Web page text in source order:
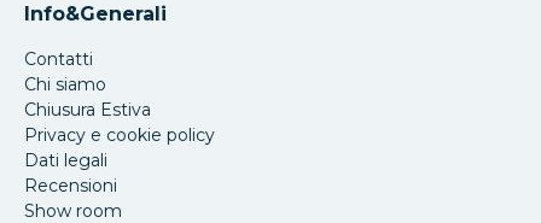
Info&Generali
Contatti
Chi siamo
Chiusura Estiva
Privacy e cookie policy
Dati legali
Recensioni
Show room